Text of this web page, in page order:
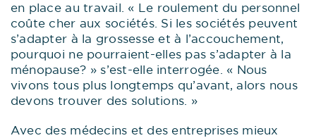
en place au travail. « Le roulement du personnel
coûte cher aux sociétés. Si les sociétés peuvent
s’adapter à la grossesse et à l’accouchement,
pourquoi ne pourraient-elles pas s’adapter à la
ménopause? » s’est-elle interrogée. « Nous
vivons tous plus longtemps qu’avant, alors nous
devons trouver des solutions. »
Avec des médecins et des entreprises mieux